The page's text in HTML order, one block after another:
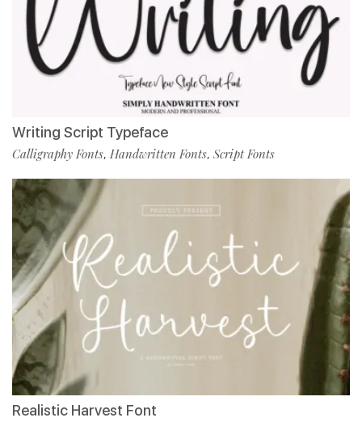
Writing Script Typeface
Calligraphy Fonts, Handwritten Fonts, Script Fonts
Realistic Harvest Font